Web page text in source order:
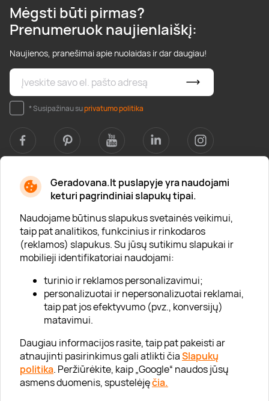
Geradovana.lt puslapyje yra naudojami
keturi pagrindiniai slapukų tipai.
Naudojame būtinus slapukus svetainės veikimui,
taip pat analitikos, funkcinius ir rinkodaros
(reklamos) slapukus. Su jūsų sutikimu slapukai ir
mobilieji identifikatoriai naudojami:
turinio ir reklamos personalizavimui;
personalizuotai ir nepersonalizuotai reklamai,
taip pat jos efektyvumo (pvz., konversijų)
matavimui.
Daugiau informacijos rasite, taip pat pakeisti ar
atnaujinti pasirinkimus gali atlikti čiaSlapukų
politika. Peržiūrėkite, kaip „Google“ naudos jūsų
asmens duomenis, spustelėjęčia.
Mėgsti būti pirmas?
Prenumeruok naujienlaiškį:
Naujienos, pranešimai apie nuolaidas ir dar daugiau!
* Susipažinau suprivatumo politika
Apie mus
Apie „Gera Dovana“
Lojalumo klubas
Karjera
Visi partneriai
Kontaktai
Tinklaraštis
Informacija